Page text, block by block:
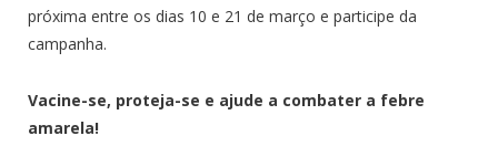
próxima entre os dias 10 e 21 de março e participe da
campanha.
Vacine-se, proteja-se e ajude a combater a febre
amarela!